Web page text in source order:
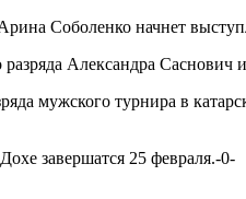
Соболенко начнет
разряда Александра
мужского турнира в
завершатся 25 февраля.-0-